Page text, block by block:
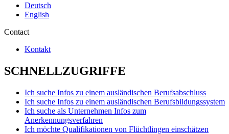
Deutsch
English
Contact
Kontakt
SCHNELLZUGRIFFE
Ich suche Infos zu einem ausländischen Berufsabschluss
Ich suche Infos zu einem ausländischen Berufsbildungssystem
Ich suche als Unternehmen Infos zum
Anerkennungsverfahren
Ich möchte Qualifikationen von Flüchtlingen einschätzen